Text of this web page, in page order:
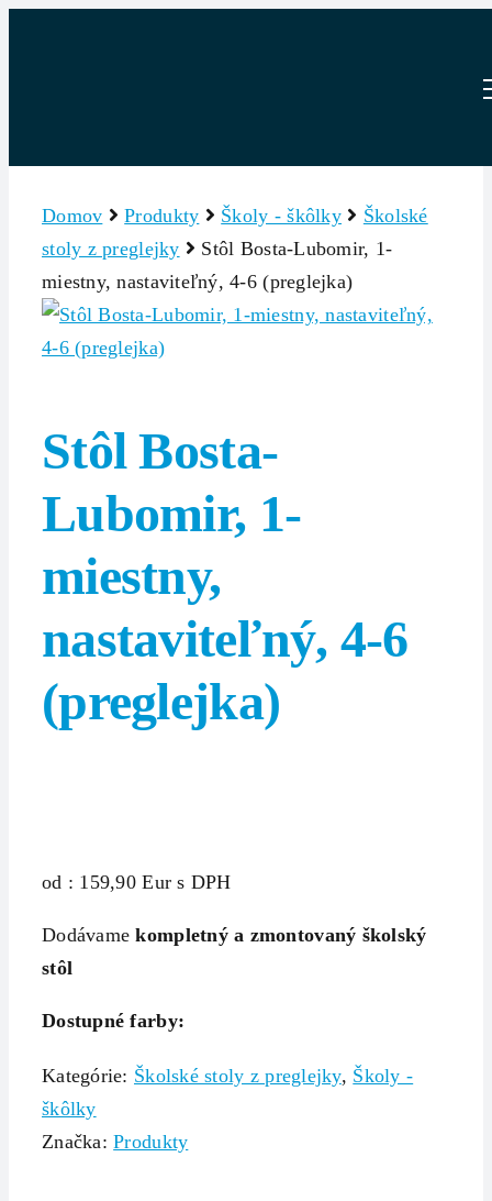
Domov Produkty Školy - škôlky
Školské
stoly z preglejky
Stôl Bosta-Lubomir, 1-
miestny, nastaviteľný, 4-6 (preglejka)
Stôl Bosta-
Lubomir, 1-
miestny,
nastaviteľný, 4-6
(preglejka)
od : 159,90 Eur s DPH
Dodávamekompletný a zmontovaný školský
stôl
Dostupné farby:
Kategórie: Školské stoly z preglejky, Školy -
škôlky
Značka:Produkty